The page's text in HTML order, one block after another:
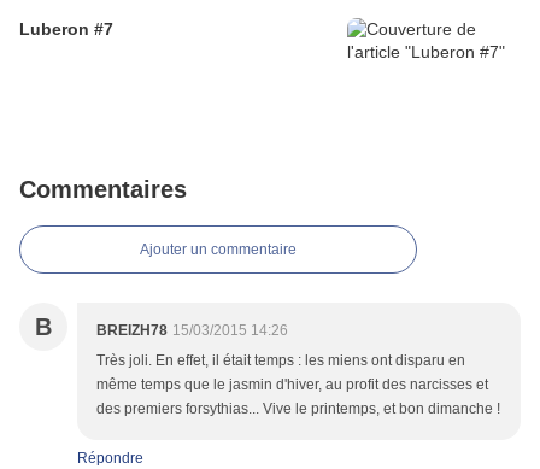
Luberon #7
Commentaires
Ajouter un commentaire
B BREIZH78 15/03/2015 14:26
Très joli. En effet, il était temps : les miens ont disparu en
même temps que le jasmin d'hiver, au profit des narcisses et
des premiers forsythias... Vive le printemps, et bon dimanche !
Répondre